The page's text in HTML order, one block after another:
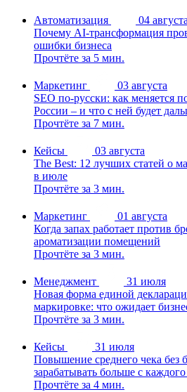
Автоматизация
04
Почему AI-трансформация
ошибки бизнеса
Прочтёте за 5 мин.
Маркетинг
03 августа
SEO по-русски: как меняется
России – и что с ней будет
Прочтёте за 7 мин.
Кейсы
03 августа
The Best: 12 лучших статей о
в июле
Прочтёте за 3 мин.
Маркетинг
01 августа
Когда запах работает против
ароматизации помещений
Прочтёте за 3 мин.
Менеджмент
31 июля
Новая форма единой
маркировке: что ожидает
Прочтёте за 3 мин.
Кейсы
31 июля
Повышение среднего чека без
зарабатывать больше с
Прочтёте за 4 мин.